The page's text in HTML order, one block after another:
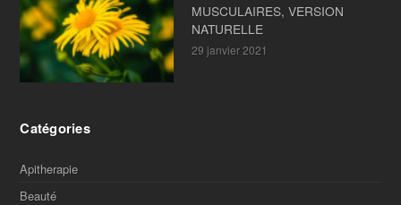
MUSCULAIRES, VERSION
NATURELLE
29 janvier 2021
Catégories
Apitherapie
Beauté